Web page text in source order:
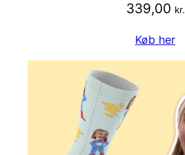
339,00 kr.
Køb her